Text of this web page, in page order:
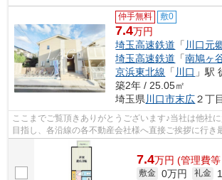
仲手無料 敷0
7.4万円
埼玉高速鉄道 「 川口元
埼玉高速鉄道 「南鳩ヶ
京浜東北線 「 川口 」駅
築2年 / 25.05㎡
埼玉県 川口市末広２丁目
ここまでご覧頂きありがとうございます♪当社は他社
目指し、各沿線の各不動産会社様へ直接ご挨拶に行き
様へ提供しております！最新の情報は...
7.4万円 (管理費
敷金 0万円 礼金